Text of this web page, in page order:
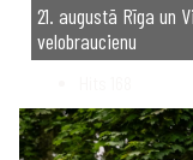
21. augustā Rīga un
velobraucienu